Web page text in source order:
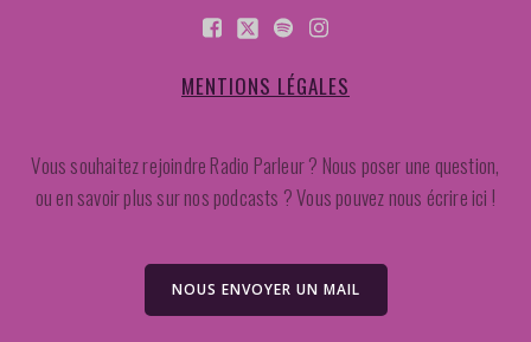
MENTIONS LÉGALES
Vous souhaitez rejoindre Radio Parleur ? Nous poser une question,
ou en savoir plus sur nos podcasts ? Vous pouvez nous écrire ici !
NOUS ENVOYER UN MAIL